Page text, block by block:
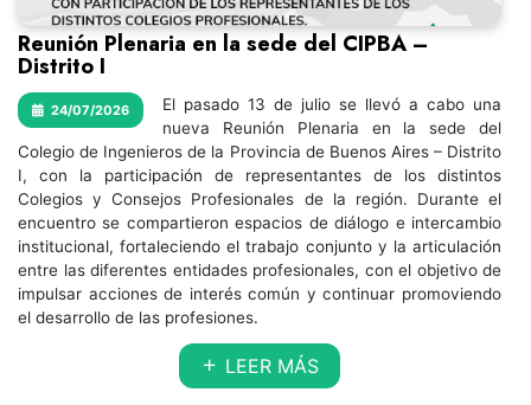
Reunión Plenaria en la sede del CIPBA –
Distrito I
24/07/2026
El pasado 13 de julio se llevó a cabo una
nueva Reunión Plenaria en la sede del
Colegio de Ingenieros de la Provincia de Buenos Aires – Distrito
I, con la participación de representantes de los distintos
Colegios y Consejos Profesionales de la región. Durante el
encuentro se compartieron espacios de diálogo e intercambio
institucional, fortaleciendo el trabajo conjunto y la articulación
entre las diferentes entidades profesionales, con el objetivo de
impulsar acciones de interés común y continuar promoviendo
el desarrollo de las profesiones.
LEER MÁS